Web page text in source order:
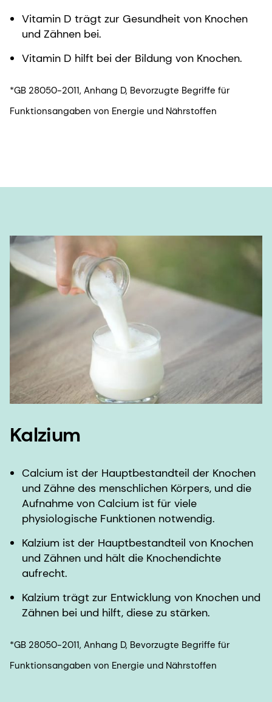
Vitamin D trägt zur Gesundheit von Knochen
und Zähnen bei.
Vitamin D hilft bei der Bildung von Knochen.
*GB 28050-2011, Anhang D, Bevorzugte Begriffe für
Funktionsangaben von Energie und Nährstoffen
Kalzium
Calcium ist der Hauptbestandteil der Knochen
und Zähne des menschlichen Körpers, und die
Aufnahme von Calcium ist für viele
physiologische Funktionen notwendig.
Kalzium ist der Hauptbestandteil von Knochen
und Zähnen und hält die Knochendichte
aufrecht.
Kalzium trägt zur Entwicklung von Knochen und
Zähnen bei und hilft, diese zu stärken.
*GB 28050-2011, Anhang D, Bevorzugte Begriffe für
Funktionsangaben von Energie und Nährstoffen